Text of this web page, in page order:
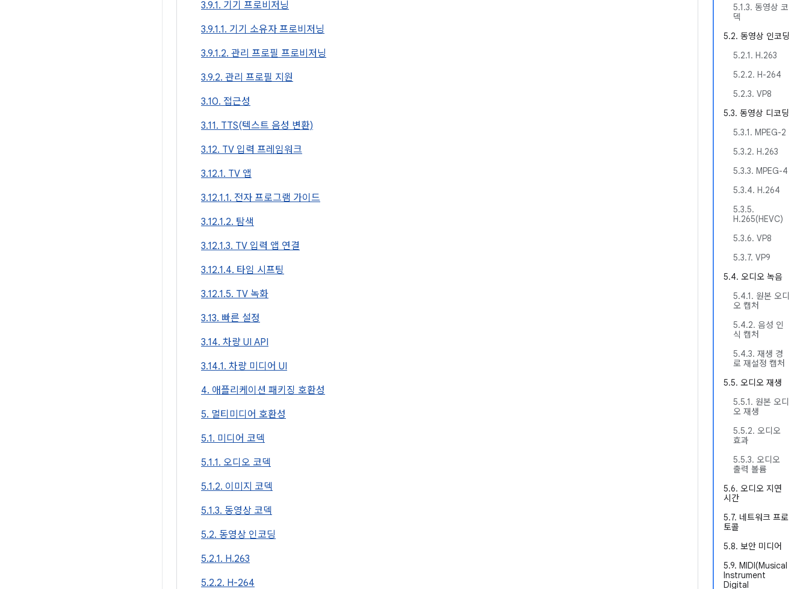
5.1.3. 동영상 코
덱
5.2. 동영상 인코딩
5.2.1. H.263
5.2.2. H-264
5.2.3. VP8
5.3. 동영상 디코딩
5.3.1. MPEG-2
5.3.2. H.263
5.3.3. MPEG-4
5.3.4. H.264
5.3.5.
H.265(HEVC)
5.3.6. VP8
5.3.7. VP9
5.4. 오디오 녹음
5.4.1. 원본 오디
오 캡처
5.4.2. 음성 인
식 캡처
5.4.3. 재생 경
로 재설정 캡처
5.5. 오디오 재생
5.5.1. 원본 오디
오 재생
5.5.2. 오디오
효과
5.5.3. 오디오
출력 볼륨
5.6. 오디오 지연
시간
5.7. 네트워크 프로
토콜
5.8. 보안 미디어
5.9. MIDI(Musical
Instrument
Digital
3.9.1. 기기 프로비저닝
3.9.1.1. 기기 소유자 프로비저닝
3.9.1.2. 관리 프로필 프로비저닝
3.9.2. 관리 프로필 지원
3.10. 접근성
3.11. TTS(텍스트 음성 변환)
3.12. TV 입력 프레임워크
3.12.1. TV 앱
3.12.1.1. 전자 프로그램 가이드
3.12.1.2. 탐색
3.12.1.3. TV 입력 앱 연결
3.12.1.4. 타임 시프팅
3.12.1.5. TV 녹화
3.13. 빠른 설정
3.14. 차량 UI API
3.14.1. 차량 미디어 UI
4. 애플리케이션 패키징 호환성
5. 멀티미디어 호환성
5.1. 미디어 코덱
5.1.1. 오디오 코덱
5.1.2. 이미지 코덱
5.1.3. 동영상 코덱
5.2. 동영상 인코딩
5.2.1. H.263
5.2.2. H-264